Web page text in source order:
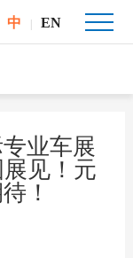
中 EN
业车展
见！元
！